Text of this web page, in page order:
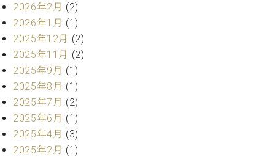
ン
ス
ッ
プ
ラ
イ
ト
ピ
ア
ノ
ス
音
楽
室
ピ
ア
ノ
の
コ
シ
2026年2月 (2)
2026年1月 (1)
2025年12月 (2)
2025年11月 (2)
2025年9月 (1)
2025年8月 (1)
2025年7月 (2)
2025年6月 (1)
2025年4月 (3)
2025年2月 (1)